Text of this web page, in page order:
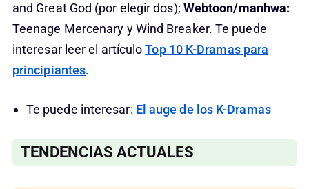
and Great God (por elegir dos); Webtoon/manhwa:
Teenage Mercenary y Wind Breaker. Te puede
interesar leer el artículoTop 10 K-Dramas para
principiantes.
Te puede interesar: El auge de los K-Dramas
TENDENCIAS ACTUALES